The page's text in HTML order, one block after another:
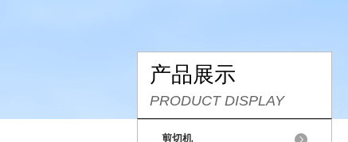
产品展示
PRODUCT DISPLAY
剪切机